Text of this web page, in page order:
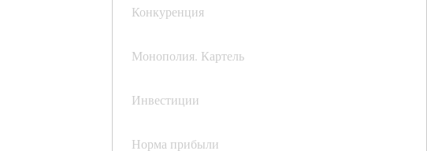
Конкуренция
Монополия. Картель
Инвестиции
Норма прибыли